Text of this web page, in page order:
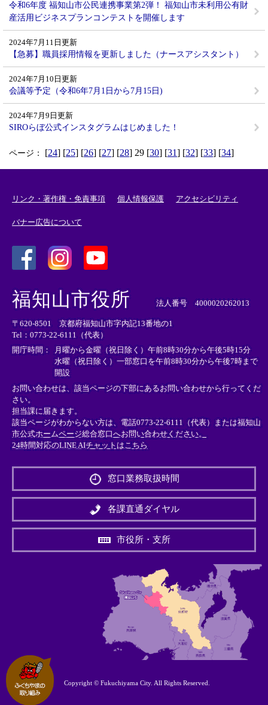
令和6年度 福知山市公民連携事業第2弾！ 福知山市未利用公有財
産活用ビジネスプランコンテストを開催します
2024年7月11日更新
【急募】職員採用情報を更新しました（ナースアシスタント）
2024年7月10日更新
会議等予定（令和6年7月1日から7月15日)
2024年7月9日更新
SIROらぼ公式インスタグラムはじめました！
ページ： [24] [25] [26] [27] [28] 29 [30] [31] [32] [33] [34]
リンク・著作権・免責事項 個人情報保護 アクセシビリティ
バナー広告について
外
部
リ
ン
ク
＞
外
リ
ン
ク
＞
外
部
ン
ク
＞
福知山市役所 法人番号 4000020262013
〒620-8501 京都府福知山市字内記13番地の1
Tel：0773-22-6111（代表）
開庁時間：
月曜から金曜（祝日除く）午前8時30分から午後5時15分
水曜（祝日除く）一部窓口を午前8時30分から午後7時まで
開設
お問い合わせは、該当ページの下部にあるお問い合わせから行ってくだ
さい。
担当課に届きます。
該当ページがわからない方は、電話0773-22-6111（代表）または福知山
市公式ホームページ総合窓口へお問い合わせください。
24時間対応のLINE AIチャットはこちら
外
リ
ン
＞
窓口業務取扱時間
各課直通ダイヤル
市役所・支所
Copyright © Fukuchiyama City. All Rights Reserved.